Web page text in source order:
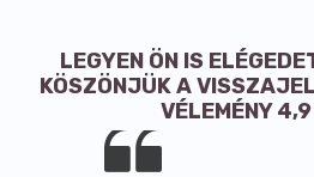
LEGYEN ÖN IS
KÖSZÖNJÜK A
VÉLEMÉNY